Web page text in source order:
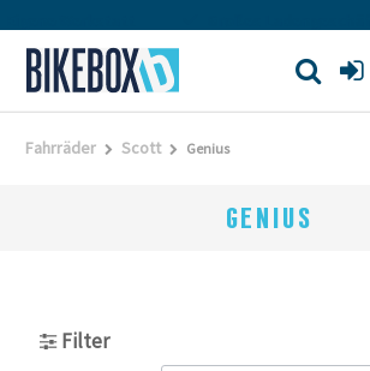
Fahrräder Scott Genius
GENIUS
Filter